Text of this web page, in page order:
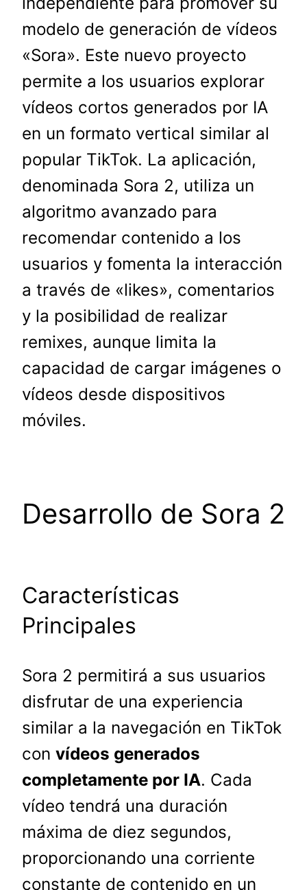
modelo de generación de vídeos
«Sora». Este nuevo proyecto
permite a los usuarios explorar
vídeos cortos generados por IA
en un formato vertical similar al
popular TikTok. La aplicación,
denominada Sora 2, utiliza un
algoritmo avanzado para
recomendar contenido a los
usuarios y fomenta la interacción
a través de «likes», comentarios
y la posibilidad de realizar
remixes, aunque limita la
capacidad de cargar imágenes o
vídeos desde dispositivos
móviles.
Desarrollo de Sora 2
Características
Principales
Sora 2 permitirá a sus usuarios
disfrutar de una experiencia
similar a la navegación en TikTok
con vídeos generados
completamente por IA. Cada
vídeo tendrá una duración
máxima de diez segundos,
proporcionando una corriente
constante de contenido en un